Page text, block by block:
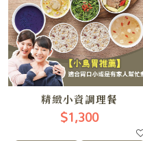
精緻小資調理餐
$1,300